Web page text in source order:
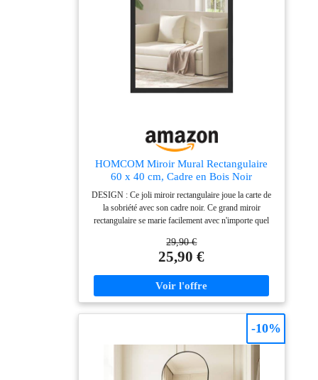
encadré est en place, prêt à sublimer votre intérieur. Et
vous pouvez l’accrocher aussi bien à l’horizontale qu’à
la verticale, selon vos envies
HOMCOM Miroir Mural Rectangulaire
60 x 40 cm, Cadre en Bois Noir
DESIGN : Ce joli miroir rectangulaire joue la carte de
la sobriété avec son cadre noir. Ce grand miroir
rectangulaire se marie facilement avec n'importe quel
POLYVALENT : Le miroir rectangulaire s'invite
partout dans la maison. Vous pourrez le placer dans le
d'une console ou dans la salle de bain pour vous
préparer. Grâce à sa simplicité, vous pourrez l'installer
miroir mural est livré avec 4 crochets pour le fixer
facilement au mur. Suspendu au mur ou bien posé sur
un meuble pour un rendu moderne. Vous pourrez le
monter horizontalement ou verticalement, à vous de
choisir SOLIDE ET RÉSISTANT : Le miroir est
29,90 €
25,90 €
-10%